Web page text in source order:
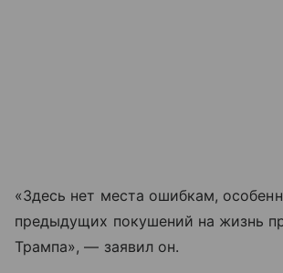
«Здесь нет места ошибкам,
предыдущих покушений на жизнь
Трампа», — заявил он.